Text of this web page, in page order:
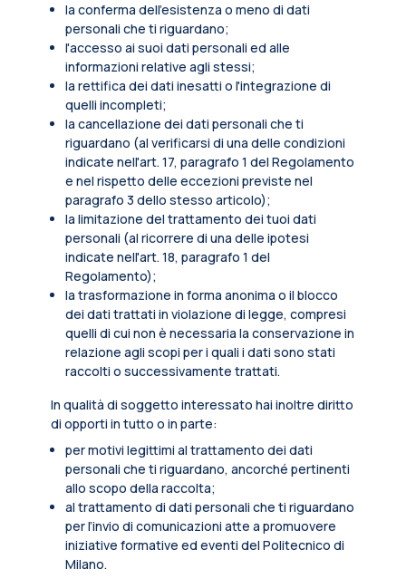
la conferma dell’esistenza o meno di dati
personali che ti riguardano;
l'accesso ai suoi dati personali ed alle
informazioni relative agli stessi;
la rettifica dei dati inesatti o l'integrazione di
quelli incompleti;
la cancellazione dei dati personali che ti
riguardano (al verificarsi di una delle condizioni
indicate nell'art. 17, paragrafo 1 del Regolamento
e nel rispetto delle eccezioni previste nel
paragrafo 3 dello stesso articolo);
la limitazione del trattamento dei tuoi dati
personali (al ricorrere di una delle ipotesi
indicate nell'art. 18, paragrafo 1 del
Regolamento);
la trasformazione in forma anonima o il blocco
dei dati trattati in violazione di legge, compresi
quelli di cui non è necessaria la conservazione in
relazione agli scopi per i quali i dati sono stati
raccolti o successivamente trattati.
In qualità di soggetto interessato hai inoltre diritto
di opporti in tutto o in parte:
per motivi legittimi al trattamento dei dati
personali che ti riguardano, ancorché pertinenti
allo scopo della raccolta;
al trattamento di dati personali che ti riguardano
per l’invio di comunicazioni atte a promuovere
iniziative formative ed eventi del Politecnico di
Milano.